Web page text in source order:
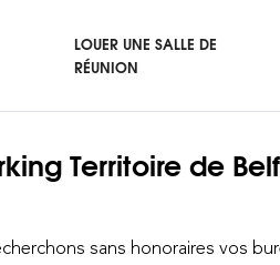
LOUER UNE SALLE DE
RÉUNION
Territoire de
sans honoraires vos